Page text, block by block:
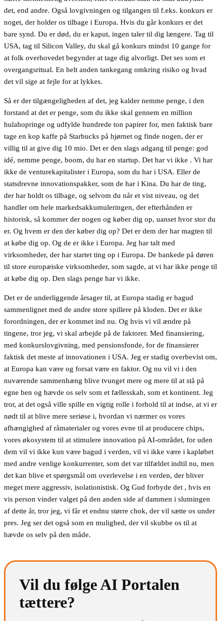
det, end andre. Også lovgivningen og tilgangen til f.eks. konkurs er
noget, der holder os tilbage i Europa. Hvis du går konkurs er det
bare synd. Du er død, du er kaput, ingen taler til dig længere. Tag til
USA, tag til Silicon Valley, du skal gå konkurs mindst 10 gange for
at folk overhovedet begynder at tage dig alvorligt. Det ses som et
overgangsritual. En helt anden tankegang omkring risiko og hvad
det vil sige at fejle for at lykkes.
Så er der tilgængeligheden af det, jeg kalder nemme penge, i den
forstand at det er penge, som du ikke skal gennem en million
hulahopringe og udfylde hundrede ton papirer for, men faktisk bare
tage en kop kaffe på Starbucks på hjørnet og finde nogen, der er
villig til at give dig 10 mio. Det er den slags adgang til penge: god
idé, nemme penge, boom, du har en startup. Det har vi ikke . Vi har
ikke de venturekapitalister i Europa, som du har i USA. Eller de
statsdrevne innovationspakker, som de har i Kina. Du har de ting,
der har holdt os tilbage, og selvom du når et vist niveau, og det
handler om hele markedsakkumuleringen, der efterhånden er
historisk, så kommer der nogen og køber dig op, uanset hvor stor du
er. Og hvem er den der køber dig op? Det er dem der har magten til
at købe dig op. Og de er ikke i Europa. Jeg har talt med
virksomheder, der har startet ting op i Europa. De bankede på døren
til store europæiske virksomheder, som sagde, at vi har ikke penge til
at købe dig op. Den slags penge har vi ikke.
Det er de underliggende årsager til, at Europa stadig er bagud
sammenlignet med de andre store spillere på kloden. Det er ikke
forordningen, der er kommet ind nu. Og hvis vi vil ændre på
tingene, tror jeg, vi skal arbejde på de faktorer. Med finansiering,
med konkurslovgivning, med pensionsfonde, for de finansierer
faktisk det meste af innovationen i USA. Jeg er stadig overbevist om,
at Europa kan være og forsat være en faktor. Og nu vil vi i den
nuværende sammenhæng blive tvunget mere og mere til at stå på
egne ben og hævde os selv som et fællesskab, som et kontinent. Jeg
tror, at det også ville spille en vigtig rolle i forhold til at indse, at vi er
nødt til at blive mere seriøse i, hvordan vi nærmer os vores
afhængighed af råmaterialer og vores evne til at producere chips,
vores økosystem til at stimulere innovation på AI-området, for uden
dem vil vi ikke kun være bagud i verden, vil vi ikke være i kapløbet
med andre venlige konkurrenter, som det var tilfældet indtil nu, men
det kan blive et spørgsmål om overlevelse i en verden, der bliver
meget mere aggressiv, isolationistisk. Og Gud forbyde det , hvis en
vis person vinder valget på den anden side af dammen i slutningen
af dette år, tror jeg, vi får et endnu større chok, der vil sætte os under
pres. Jeg ser det også som en mulighed, der vil skubbe os til at
hævde os selv på den måde.
Vil du følge AI Portalen
tættere?